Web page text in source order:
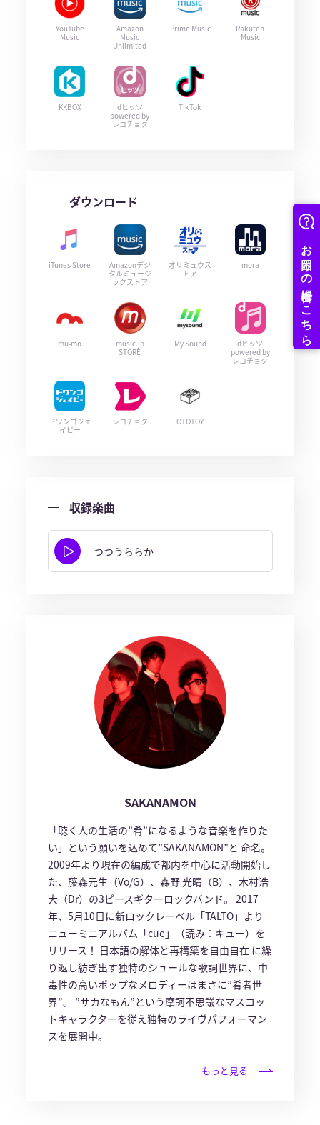
YouTube
Music
Amazon
Music
Unlimited
Prime Music
Rakuten
Music
KKBOX
dヒッツ
powered by
レコチョク
TikTok
ダウンロード
iTunes Store
Amazonデジ
タルミュージ
ックストア
オリミュウス
トア
mora
mu-mo
music.jp
STORE
My Sound
dヒッツ
powered by
レコチョク
ドワンゴジェ
イピー
レコチョク OTOTOY
収録楽曲
つつうららか
SAKANAMON
「聴く人の生活の”肴”になるような音楽を作りた
い」という願いを込めて”SAKANAMON”と 命名。
2009年より現在の編成で都内を中心に活動開始し
た、藤森元生（Vo/G）、森野 光晴（B）、木村浩
大（Dr）の3ピースギターロックバンド。 2017
年、5月10日に新ロックレーベル「TALTO」より
ニューミニアルバム「cue」（読み：キュー）を
リリース！ 日本語の解体と再構築を自由自在 に繰
り返し紡ぎ出す独特のシュールな歌詞世界に、中
毒性の高いポップなメロディーはまさに”肴者世
界”。 ”サカなもん”という摩訶不思議なマスコッ
トキャラクターを従え独特のライヴパフォーマン
スを展開中。
もっと見る